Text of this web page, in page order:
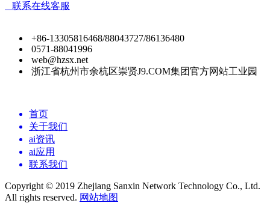
联系在线客服
+86-13305816468/88043727/86136480
0571-88041996
web@hzsx.net
浙江省杭州市余杭区崇贤J9.COM集团官方网站工业园
首页
关于我们
ai资讯
ai应用
联系我们
Copyright © 2019 Zhejiang Sanxin Network Technology Co., Ltd.
All rights reserved. 网站地图